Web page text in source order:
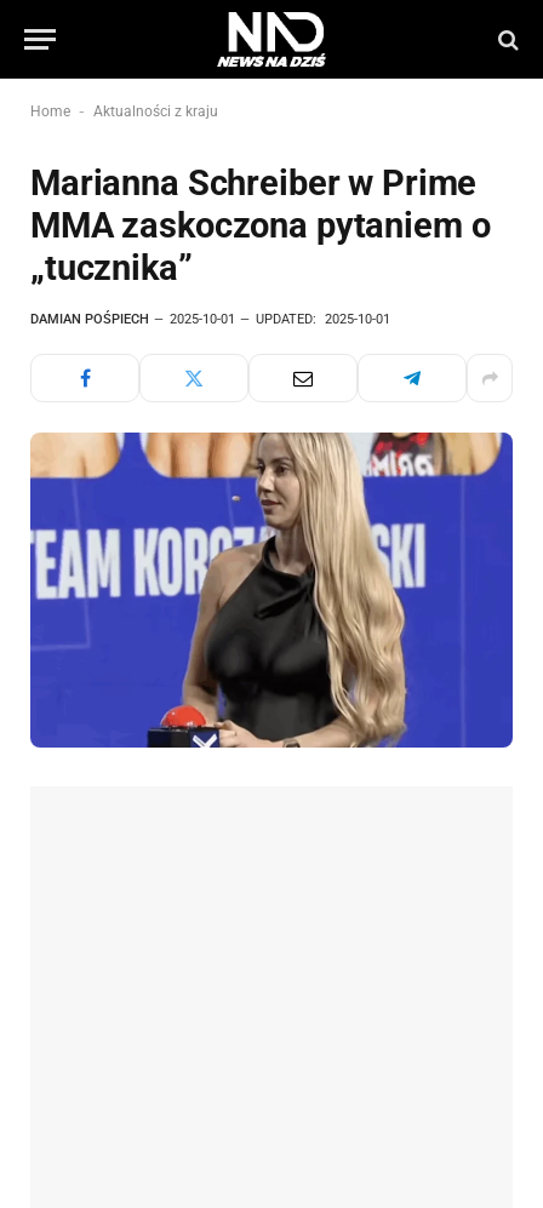
Home - Aktualności z kraju
Marianna Schreiber w Prime
MMA zaskoczona pytaniem o
„tucznika”
DAMIAN POŚPIECH 2025-10-01 UPDATED: 2025-10-01